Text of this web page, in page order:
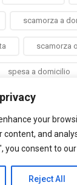
your
content, and
you consent to
Reject All
scamorza a
scamorza
spesa a domicilio
a casa
verdure a